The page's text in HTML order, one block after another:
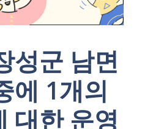
성군 남면
에 1개의
대한 운영